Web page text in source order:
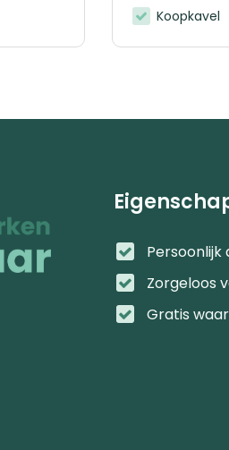
Koopkavel
Persoonlijk
Zorgeloos
Gratis